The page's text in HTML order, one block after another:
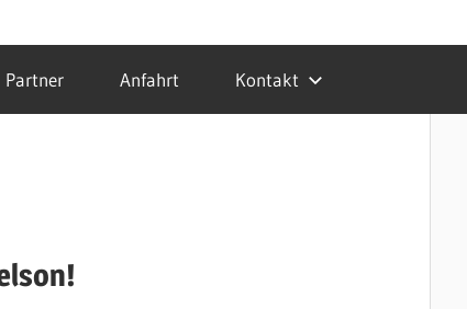
Partner Anfahrt Kontakt